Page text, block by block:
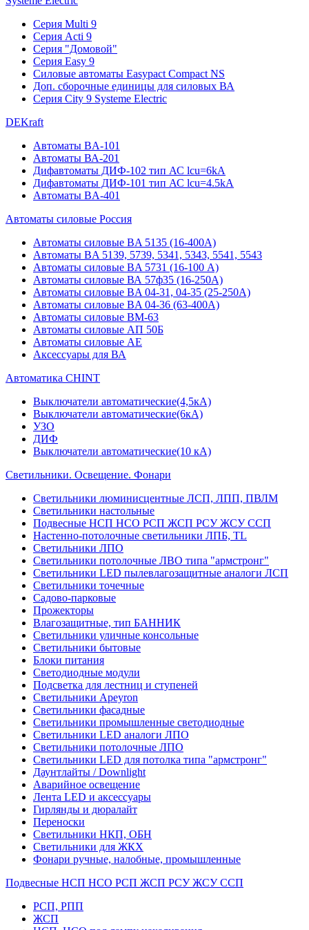
Серия Multi 9
Серия Acti 9
Серия "Домовой"
Серия Easy 9
Силовые автоматы Easypact Compact NS
Доп. сборочные единицы для силовых ВА
Серия City 9 Systeme Electric
DEKraft
Автоматы BA-101
Автоматы ВА-201
Дифавтоматы ДИФ-102 тип АС lcu=6kA
Дифавтоматы ДИФ-101 тип АС lcu=4.5kA
Автоматы BA-401
Автоматы силовые Россия
Автоматы силовые BA 5135 (16-400А)
Автоматы BA 5139, 5739, 5341, 5343, 5541, 5543
Автоматы силовые BA 5731 (16-100 А)
Автоматы силовые ВА 57ф35 (16-250А)
Автоматы силовые BA 04-31, 04-35 (25-250А)
Автоматы силовые BA 04-36 (63-400А)
Автоматы силовые ВМ-63
Автоматы силовые АП 50Б
Автоматы силовые АЕ
Аксессуары для ВА
Автоматика CHINT
Выключатели автоматические(4,5кА)
Выключатели автоматические(6кА)
УЗО
ДИФ
Выключатели автоматические(10 кА)
Светильники. Освещение. Фонари
Светильники люминисцентные ЛСП, ЛПП, ПВЛМ
Светильники настольные
Подвесные НСП НСО РСП ЖСП РСУ ЖСУ ССП
Настенно-потолочные светильники ЛПБ, TL
Светильники ЛПО
Светильники потолочные ЛВО типа "армстронг"
Светильники LED пылевлагозащитные аналоги ЛСП
Светильники точечные
Садово-парковые
Прожекторы
Влагозащитные, тип БАННИК
Светильники уличные консольные
Светильники бытовые
Блоки питания
Светодиодные модули
Подсветка для лестниц и ступеней
Светильники Apeyron
Светильники фасадные
Светильники промышленные светодиодные
Светильники LED аналоги ЛПО
Светильники потолочные ЛПО
Светильники LED для потолка типа "армстронг"
Даунтлайты / Downlight
Аварийное освещение
Лента LED и аксессуары
Гирлянды и дюралайт
Переноски
Светильники НКП, ОБН
Светильники для ЖКХ
Фонари ручные, налобные, промышленные
Подвесные НСП НСО РСП ЖСП РСУ ЖСУ ССП
РСП, РПП
ЖСП